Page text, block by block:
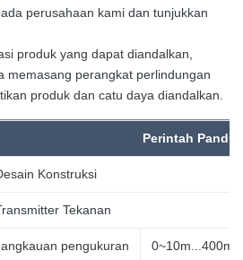
perusahaan kami dan tunjukkan
produk yang dapat diandalkan,
memasang perangkat perlindungan
produk dan catu daya diandalkan.
Perintah
Konstruksi
Tekanan
pengukuran 0~10m...400m